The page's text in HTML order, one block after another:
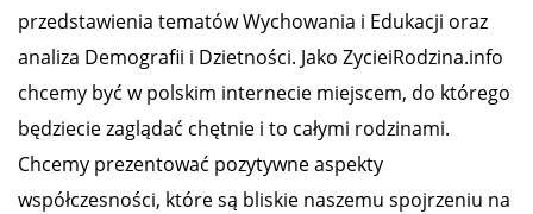
przedstawienia tematów Wychowania i Edukacji oraz
analiza Demografii i Dzietności. Jako ZycieiRodzina.info
chcemy być w polskim internecie miejscem, do którego
będziecie zaglądać chętnie i to całymi rodzinami.
Chcemy prezentować pozytywne aspekty
współczesności, które są bliskie naszemu spojrzeniu na